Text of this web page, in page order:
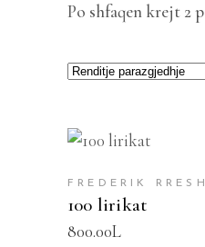
Po shfaqen krejt 2
FREDERIK
100 lirikat
800.00L